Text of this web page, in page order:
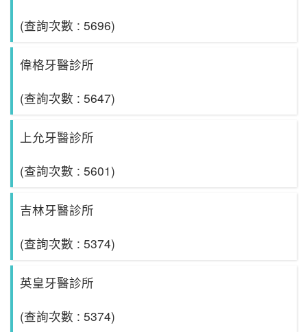
(查詢次數 : 5696)
偉格牙醫診所
(查詢次數 : 5647)
上允牙醫診所
(查詢次數 : 5601)
吉林牙醫診所
(查詢次數 : 5374)
英皇牙醫診所
(查詢次數 : 5374)